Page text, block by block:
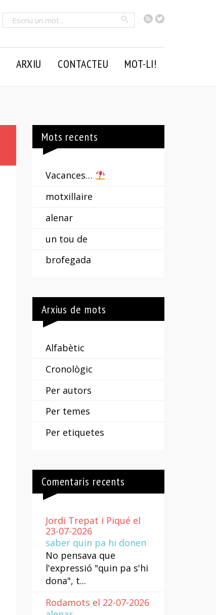
RSSTwitter
Cercar
ARXIU CONTACTEU MOT-LI!
Mots recents
Vacances…
motxillaire
alenar
un tou de
brofegada
Arxius de mots
Alfabètic
Cronològic
Per autors
Per temes
Per etiquetes
Comentaris recents
Jordi Trepat i Piqué el
23-07-2026
saber quin pa hi donen
No pensava que
l'expressió "quin pa s'hi
dona", t...
Rodamots el 22-07-2026